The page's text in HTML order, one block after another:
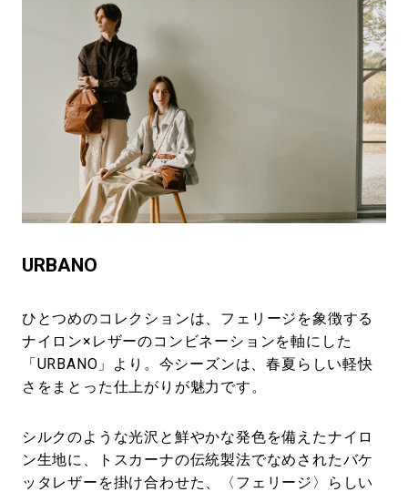
URBANO
ひとつめのコレクションは、フェリージを象徴する
ナイロン×レザーのコンビネーションを軸にした
「URBANO」より。今シーズンは、春夏らしい軽快
さをまとった仕上がりが魅力です。
シルクのような光沢と鮮やかな発色を備えたナイロ
ン生地に、トスカーナの伝統製法でなめされたバケ
ッタレザーを掛け合わせた、〈フェリージ〉らしい